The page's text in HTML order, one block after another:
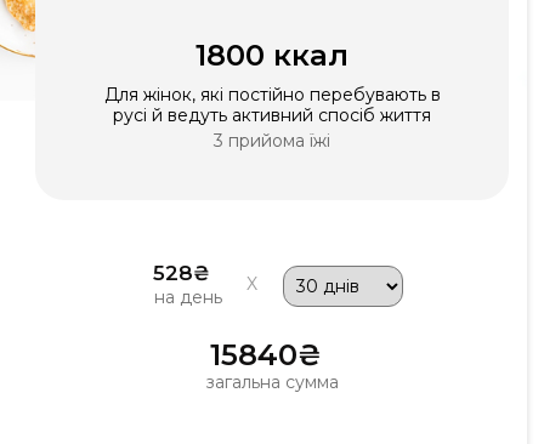
1800 ккал
Для жінок, які постійно перебувають в
русі й ведуть активний спосіб життя
3 прийома їжі
528₴
на день
15840₴
загальна сумма